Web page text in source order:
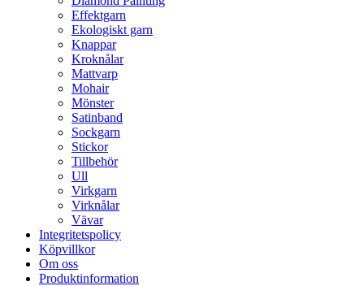
Effektgarn
Ekologiskt garn
Knappar
Kroknålar
Mattvarp
Mohair
Mönster
Satinband
Sockgarn
Stickor
Tillbehör
Ull
Virkgarn
Virknålar
Vävar
Integritetspolicy
Köpvillkor
Om oss
Produktinformation